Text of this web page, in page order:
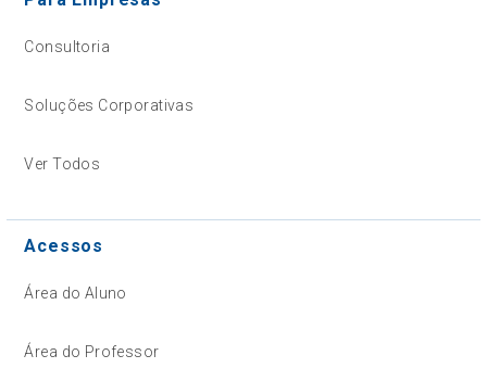
Consultoria
Soluções Corporativas
Ver Todos
Acessos
Área do Aluno
Área do Professor